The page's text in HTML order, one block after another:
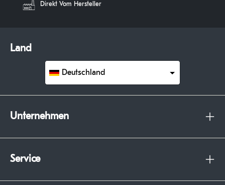
Direkt Vom Hersteller
Land
Deutschland
Unternehmen
Service